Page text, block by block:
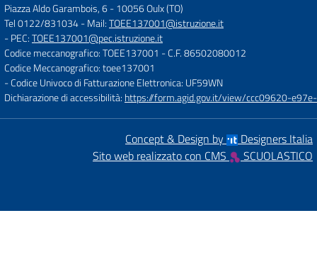
Piazza Aldo Garambois, 6-10056 Oulx (TO)
Tel 0122/831034- Mail:TOEE137001@istruzione.it
- PEC:TOEE137001@pec.istruzione.it
Codice meccanografico: TOEE137001 - C.F. 86502080012
Codice Meccanografico: toee137001
- Codice Univoco di Fatturazione Elettronica: UF59WN
Dichiarazione di accessibilità: https://form.agid.gov.it/view/ccc09620-
Concept & Design by
Designers Italia
Sito web realizzato con CMS
SCUOLASTICO